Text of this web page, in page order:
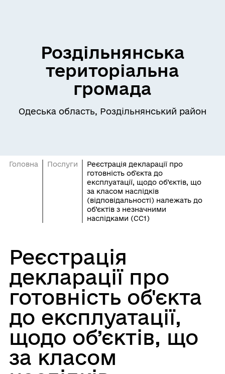
Роздільнянська
територіальна
громада
Одеська область, Роздільнянський район
Головна Послуги
Реєстрація декларації про
готовність об'єкта до
експлуатації, щодо об’єктів, що
за класом наслідків
(відповідальності) належать до
об’єктів з незначними
наслідками (СС1)
Реєстрація
декларації про
готовність об'єкта
до експлуатації,
щодо об’єктів, що
за класом